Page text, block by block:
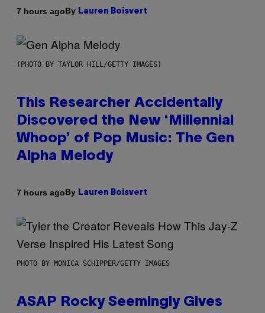
7 hours agoBy Lauren Boisvert
(PHOTO BY TAYLOR HILL/GETTY IMAGES)
This Researcher Accidentally
Discovered the New ‘Millennial
Whoop’ of Pop Music: The Gen
Alpha Melody
7 hours agoBy Lauren Boisvert
PHOTO BY MONICA SCHIPPER/GETTY IMAGES
ASAP Rocky Seemingly Gives